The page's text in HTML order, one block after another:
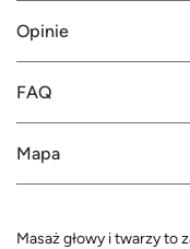
Opinie
FAQ
Mapa
Masaż głowy i twarzy to